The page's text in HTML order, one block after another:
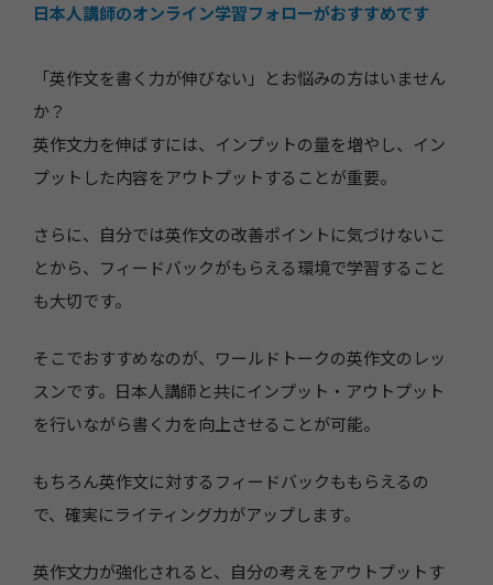
日本人講師のオンライン学習フォローがおすすめです
「英作文を書く力が伸びない」とお悩みの方はいません
か？
英作文力を伸ばすには、インプットの量を増やし、イン
プットした内容をアウトプットすることが重要。
さらに、自分では英作文の改善ポイントに気づけないこ
とから、フィードバックがもらえる環境で学習すること
も大切です。
そこでおすすめなのが、ワールドトークの英作文のレッ
スンです。日本人講師と共にインプット・アウトプット
を行いながら書く力を向上させることが可能。
もちろん英作文に対するフィードバックももらえるの
で、確実にライティング力がアップします。
英作文力が強化されると、自分の考えをアウトプットす